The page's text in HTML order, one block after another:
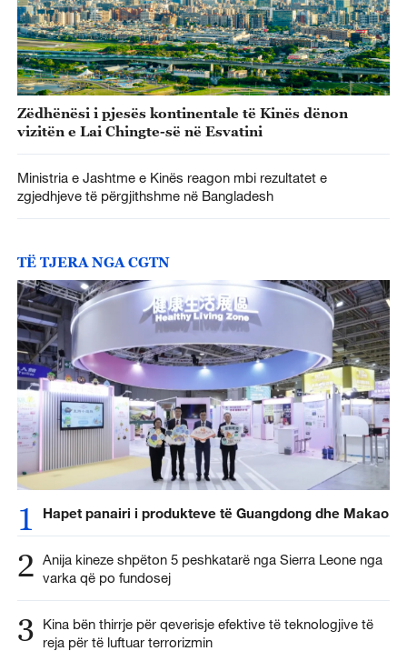
Zëdhënësi i pjesës kontinentale të Kinës dënon
vizitën e Lai Chingte-së në Esvatini
Ministria e Jashtme e Kinës reagon mbi rezultatet e
zgjedhjeve të përgjithshme në Bangladesh
TË TJERA NGA CGTN
1 Hapet panairi i produkteve të Guangdong dhe Makao
2 Anija kineze shpëton 5 peshkatarë nga Sierra Leone nga
varka që po fundosej
3
Kina bën thirrje për qeverisje efektive të teknologjive të
reja për të luftuar terrorizmin